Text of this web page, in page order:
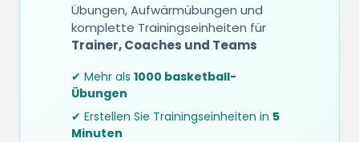
Übungen, Aufwärmübungen und
komplette Trainingseinheiten für
Trainer, Coaches und Teams
✔ Mehr als 1000 basketball-
Übungen
✔ Erstellen Sie Trainingseinheiten in 5
Minuten